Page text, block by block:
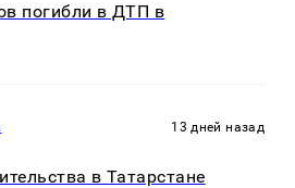
погибли в ДТП в
13 дней назад
в Татарстане